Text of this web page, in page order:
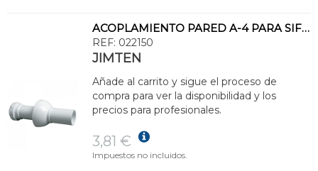
ACOPLAMIENTO PARED A-4 PARA SIFÓN HORIZONTAL 1.1/2"x40
REF: 022150
JIMTEN
Añade al carrito y sigue el proceso de
compra para ver la disponibilidad y los
precios para profesionales.
3,81 €
Impuestos no incluidos.